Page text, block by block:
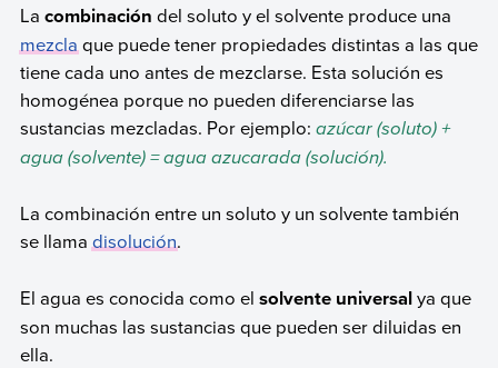
La combinación del soluto y el solvente produce una
mezclaque puede tener propiedades distintas a las que
tiene cada uno antes de mezclarse. Esta solución es
homogénea porque no pueden diferenciarse las
sustancias mezcladas. Por ejemplo: azúcar (soluto) +
agua (solvente) = agua azucarada (solución).
La combinación entre un soluto y un solvente también
se llamadisolución.
El agua es conocida como el solvente universalya que
son muchas las sustancias que pueden ser diluidas en
ella.